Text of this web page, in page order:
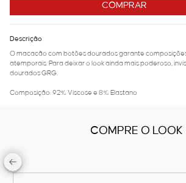
COMPRAR
Descrição
O macacão com botões dourados garante
atemporais. Para deixar o look ainda mais poderoso,
dourados GRG.
Composição: 92% Viscose e 8% Elastano
COMPRE O LOOK